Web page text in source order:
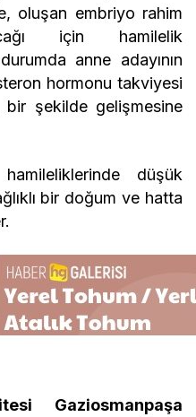
oluşan embriyo rahim
için hamilelik
anne adayının
hormonu takviyesi
bir şekilde gelişmesine
düşük
bir doğum ve hatta
Gaziosmanpaşa